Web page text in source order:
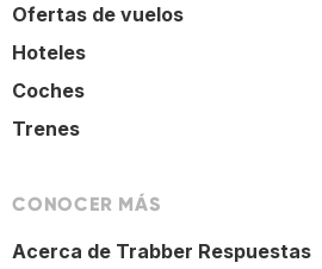
Ofertas de vuelos
Hoteles
Coches
Trenes
CONOCER MÁS
Acerca de Trabber Respuestas